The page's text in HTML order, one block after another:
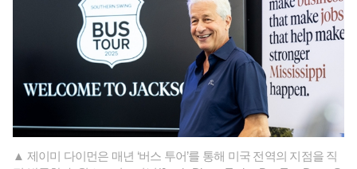
▲ 제이미 다이먼은 매년 ‘버스 투어’를 통해 미국 전역의 지점을 직